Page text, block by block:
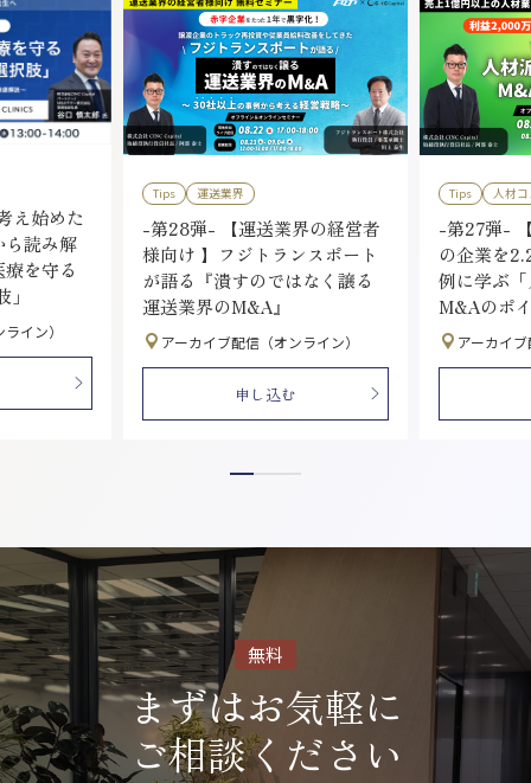
え始めた
ら読み解
を守る
イン）
Tips 運送業界
-第28弾- 【運送業界の経営者
様向け 】フジトランスポート
が語る『潰すのではなく譲る
運送業界のM&A』
アーカイブ配信（オンライン）
申し込む
Tips 人材
-第27弾-
の企業を
例に学ぶ
M&Aのポ
アーカイ
無料
まずはお気軽に
ご相談ください